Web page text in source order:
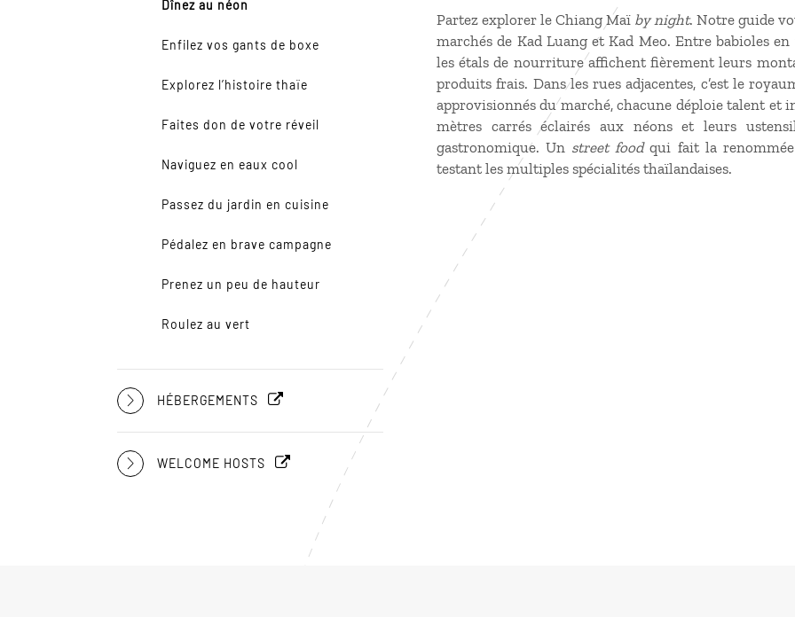
Dînez au néon
Enfilez vos gants de boxe
Explorez l’histoire thaïe
Faites don de votre réveil
Naviguez en eaux cool
Passez du jardin en cuisine
Pédalez en brave campagne
Prenez un peu de hauteur
Roulez au vert
HÉBERGEMENTS
WELCOME HOSTS
Partez explorer le Chiang Maï by night. Notre guide
marchés de Kad Luang et Kad Meo. Entre babioles
les étals de nourriture affichent fièrement leurs
produits frais. Dans les rues adjacentes, c’est le
approvisionnés du marché, chacune déploie talent et
mètres carrés éclairés aux néons et leurs
gastronomique. Un street foodqui fait la renommée
testant les multiples spécialités thaïlandaises.